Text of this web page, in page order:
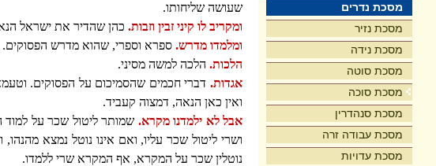
מסכת נדרים
מסכת נזיר
מסכת נידה
מסכת סוטה
מסכת סוכה
מסכת סנהדרין
מסכת עבודה זרה
מסכת עדויות
שעושה שליחותו.
ומקריב לו קיני זבין וזבות. כהן שהדיר את ישראל
ומלמדו מדרש. ספרא וספרי, שהוא מדרש הפסוקים.
הלכות. הלכה למשה מסיני.
אגדות. דברי חכמים שהסמיכום על הפסוקים.
ואין כאן הנאה, דמצוה קעביד.
אבל לא ילמדנו מקרא. שמותר ליטול שכר על למוד
ושרי ליטול שכר עליו, ואם אינו נוטל נמצא
נוטלין שכר על המקרא, אף המקרא שרי ללמדו.